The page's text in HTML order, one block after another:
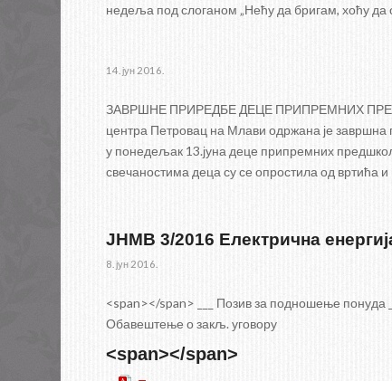
недеља под слоганом „Нећу да бригам, хоћу да
14. јун 2016.
ЗАВРШНЕ ПРИРЕДБЕ ДЕЦЕ ПРИПРЕМНИХ
центра Петровац на Млави одржана је завршна
у понедељак 13.јуна деце припремних
свечаностима деца су се опростила од
ЈНМВ 3/2016 Електрична
8. јун 2016.
<span></span> ___ Позив за подношење понуда
Обавештење о закљ. уговору
<span></span>